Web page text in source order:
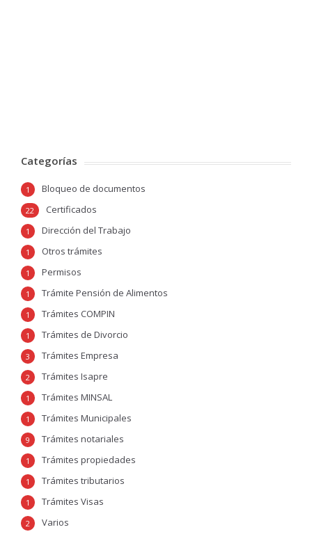
Categorías
Bloqueo de documentos
1
Certificados
22
Dirección del Trabajo
1
Otros trámites
1
Permisos
1
Trámite Pensión de Alimentos
1
Trámites COMPIN
1
Trámites de Divorcio
1
Trámites Empresa
3
Trámites Isapre
2
Trámites MINSAL
1
Trámites Municipales
1
Trámites notariales
9
Trámites propiedades
1
Trámites tributarios
1
Trámites Visas
1
Varios
2